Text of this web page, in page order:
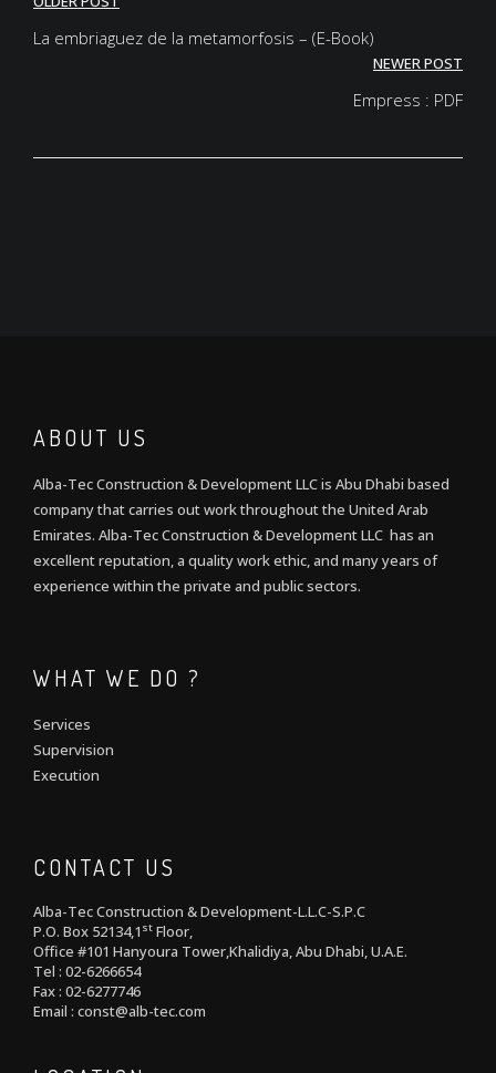
navigation
La embriaguez de la metamorfosis – (E-Book)
NEWER POST
Empress : PDF
ABOUT US
Alba-Tec Construction & Development LLC is Abu Dhabi based
company that carries out work throughout the United Arab
Emirates. Alba-Tec Construction & Development LLC has an
excellent reputation, a quality work ethic, and many years of
experience within the private and public sectors.
WHAT WE DO ?
Services
Supervision
Execution
CONTACT US
Alba-Tec Construction & Development-L.L.C-S.P.C
P.O. Box 52134,1 st Floor,
Office #101 Hanyoura Tower,Khalidiya, Abu Dhabi, U.A.E.
Tel : 02-6266654
Fax : 02-6277746
Email : const@alb-tec.com